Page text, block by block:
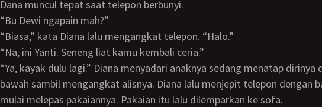
Dana muncul tepat saat telepon berbunyi.
“Bu Dewi ngapain mah?”
“Biasa,” kata Diana lalu mengangkat telepon. “Halo.”
“Na, ini Yanti. Seneng liat kamu kembali ceria.”
“Ya, kayak dulu lagi.” Diana menyadari anaknya sedang menatap dirinya dari atas ke
bawah sambil mengangkat alisnya. Diana lalu menjepit telepon dengan
mulai melepas pakaiannya. Pakaian itu lalu dilemparkan ke sofa.